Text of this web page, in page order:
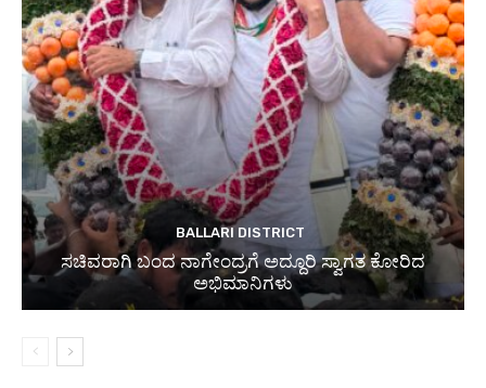
BALLARI DISTRICT
ಸಚಿವರಾಗಿ ಬಂದ ನಾಗೇಂದ್ರಗೆ ಅದ್ದೂರಿ ಸ್ವಾಗತ ಕೋರಿದ
ಅಭಿಮಾನಿಗಳು